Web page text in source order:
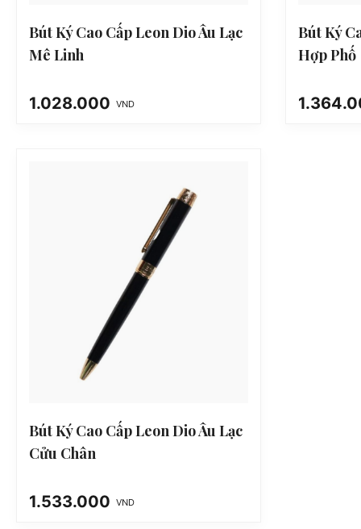
Bút Ký Cao Cấp Leon Dio Âu Lạc
Mê Linh
1.028.000 VND
Bút Ký
Hợp Phố
Bút Ký Cao Cấp Leon Dio Âu Lạc
Cửu Chân
1.533.000 VND